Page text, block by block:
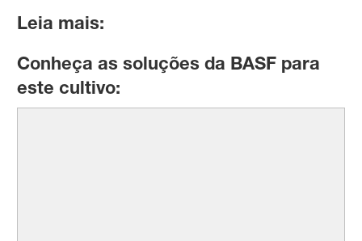
Leia mais:
Conheça as soluções da BASF para
este cultivo: